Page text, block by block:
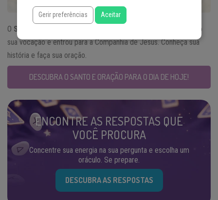
O Santo do Dia
06 de fevereiro, São Paulo Míki, conheceu novo
sua vocação e entrou para a Companhia de Jesus. Conheça sua
história e faça sua oração.
DESCUBRA O SANTO E ORAÇÃO PARA O DIA DE HOJE!
ENCONTRE AS RESPOSTAS QUE
VOCÊ PROCURA
Concentre sua energia na sua pergunta e escolha um
oráculo. Se prepare.
DESCUBRA AS RESPOSTAS
Gerir preferências Aceitar